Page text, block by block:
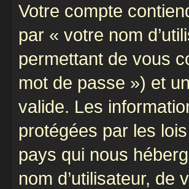
Votre compte
par « votre nom
permettant de vous
mot de passe ») et
valide. Les
protégées par les
pays qui nous
nom d’utilisateur,